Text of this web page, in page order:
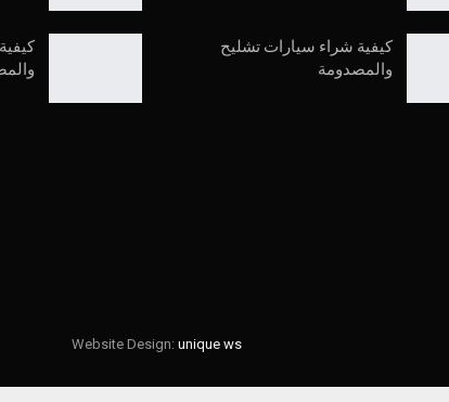
كيفية شراء سيارات تشليح
والمصدومة
Website Design: unique ws